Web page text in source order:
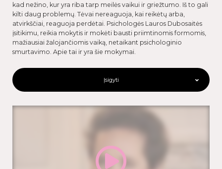
kad nežino, kur yra riba tarp meilės vaikui ir griežtumo. Iš to gali
kilti daug problemų. Tėvai nereaguoja, kai reikėtų arba,
atvirkščiai, reaguoja perdėtai. Psichologės Lauros Dubosaitės
įsitikimu, reikia mokytis ir mokėti bausti priimtinomis formomis,
mažiausiai žalojančiomis vaiką, netaikant psichologinio
smurtavimo. Apie tai ir yra šie mokymai.
Įsigyti